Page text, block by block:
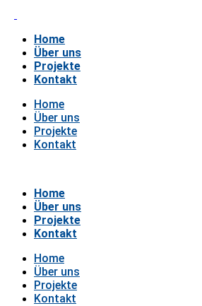
Home
Über uns
Projekte
Kontakt
Home
Über uns
Projekte
Kontakt
Home
Über uns
Projekte
Kontakt
Home
Über uns
Projekte
Kontakt